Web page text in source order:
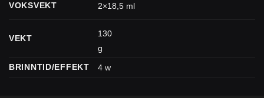
VOKSVEKT 2×18,5 ml
VEKT
130
g
BRINNTID/EFFEKT
4 w